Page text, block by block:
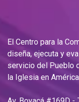
El Centro para la
diseña, ejecuta y
servicio del Pueblo
la Iglesia en